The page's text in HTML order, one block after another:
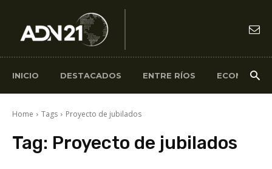
INICIO DESTACADOS ENTRE RÍOS ECONOMÍA
Home Tags Proyecto de jubilados
Tag: Proyecto de jubilados